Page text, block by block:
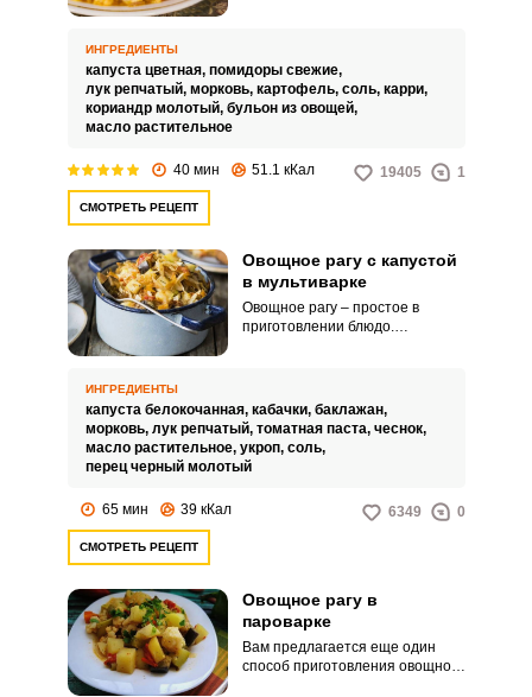
придутся для сторонников
правильного питания и для тех,
кто не употребляет мясные
ИНГРЕДИЕНТЫ
капуста цветная, помидоры свежие,
лук репчатый, морковь, картофель, соль, карри,
кориандр молотый, бульон из овощей,
масло растительное
40 мин 51.1 кКал 19405 1
СМОТРЕТЬ РЕЦЕПТ
Овощное рагу с капустой
в мультиварке
Овощное рагу – простое в
приготовлении блюдо.
ИНГРЕДИЕНТЫ
капуста белокочанная, кабачки, баклажан,
морковь, лук репчатый, томатная паста, чеснок,
масло растительное, укроп, соль,
перец черный молотый
65 мин 39 кКал 6349 0
СМОТРЕТЬ РЕЦЕПТ
Овощное рагу в
пароварке
Вам предлагается еще один
способ приготовления овощного